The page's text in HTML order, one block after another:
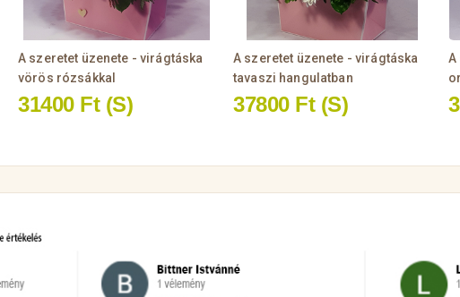
A szeretet üzenete - virágtáska
vörös rózsákkal
31400 Ft (S)
A szeretet üzenete - virágtáska
tavaszi hangulatban
37800 Ft (S)
A